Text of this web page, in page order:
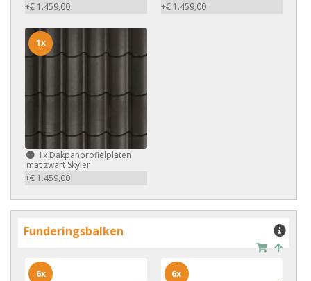
+€ 1.459,00 +€ 1.459,00
1x Dakpanprofielplaten
mat zwart Skyler
+€ 1.459,00
1x
Funderingsbalken
6x 6x